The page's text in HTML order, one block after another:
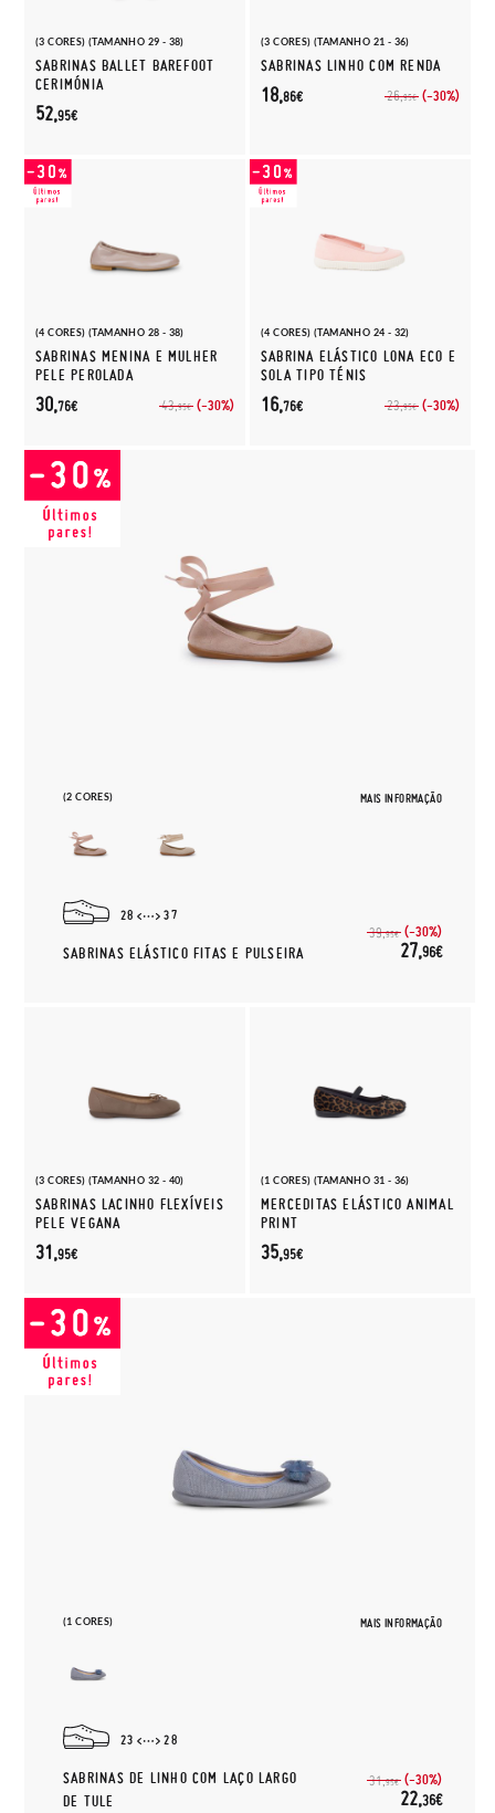
(3 CORES) (TAMANHO 29 - 38)
SABRINAS BALLET BAREFOOT
CERIMÓNIA
52,95€
(3 CORES) (TAMANHO 21 - 36)
SABRINAS LINHO COM RENDA
26,95€ (-30%)
18,86€
(4 CORES) (TAMANHO 28 - 38)
SABRINAS MENINA E MULHER
PELE PEROLADA
43,95€ (-30%)
30,76€
(4 CORES) (TAMANHO 24 - 32)
SABRINA ELÁSTICO LONA ECO E
SOLA TIPO TÉNIS
23,95€ (-30%)
16,76€
(2 CORES) MAIS INFORMAÇÃO
28 37
SABRINAS ELÁSTICO FITAS E PULSEIRA
39,95€ (-30%)
27,96€
(3 CORES) (TAMANHO 32 - 40)
SABRINAS LACINHO FLEXÍVEIS
PELE VEGANA
31,95€
(1 CORES) (TAMANHO 31 - 36)
MERCEDITAS ELÁSTICO ANIMAL
PRINT
35,95€
(1 CORES) MAIS INFORMAÇÃO
23 28
SABRINAS DE LINHO COM LAÇO LARGO
DE TULE
31,95€ (-30%)
22,36€